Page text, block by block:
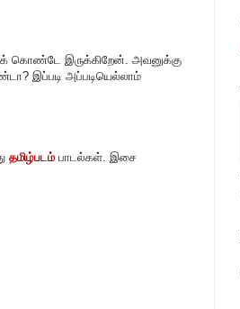
கொண்டே இருக்கிறேன். அவனுக்கு
இப்படி அப்படியெல்லாம்
தமிழ்படம்பாடல்கள். இசை